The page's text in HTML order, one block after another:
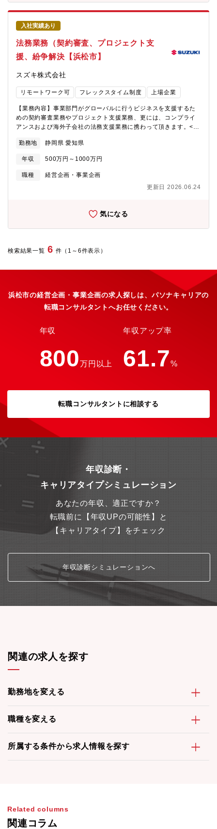
ている経営課題の解決、将来の成長のための活動を経営戦略に落
とし込み、社内関係各署と連携して、一緒に活動、行動をしてく
れる人材を求めています。【部門のミッション】現場に入り込ん
で経営課題を把握し、意欲的に課題解決、将来の成長のために活
動する。【配属部署】・経営企画本部 コーポレート戦略部・配
属拠点：本社・就業時間：8:45～17:30・フレックス適用：有
（コアタイム 11:00-14:00）・在宅勤務利用状況：業務によって
ートします。各自のご経験や状況に応じて、社内外の研修に受講
いただくことも可能です。社内には以下のような研修・教育があ
ります。・全社教育：役職者研修、部門別研修 等・自己研鑽プ
ビジネススキルなど受講できるものなど多数あります。【キャリ
アプラン】基本は本社勤務ですが、希望により、海外出張・駐在
（海外拠点の経営企画、経営管理担当として）にもチャレンジす
ることができます。【仕事のやりがい】・経営層との距離が近
れず、挑戦すること、まずやってみることに重きを置いており、
題に向けて、チャレンジする姿勢が評価されます。・社員とのコ
ミュニケーション、風通しを良くするための活動に力を入れてお
身につけることができます。【歓迎要件】■社内横断的なプロジェ
入社実績あり
法務業務（契約審査、プロジェクト支
援、紛争解決【浜松市】
スズキ株式会社
リモートワーク可 フレックスタイム制度 上場企業
【業務内容】事業部門がグローバルに行うビジネスを支援するた
めの契約審査業務やプロジェクト支援業務、更には、コンプライ
アンスおよび海外子会社の法務支援業務に携わって頂きます。<<
外クレーム紛争解決・コンプライアンス促進・コーポレートガバ
ナンス支援・国内外子会社の法務支援<<採用背景>>『100年に一
度の大変革の時代』といわれる自動車業界では、生き残りをかけ
て従来の枠組みを超えた他社との協力、技術開発、サービス構築
策を提案し、ビジネスを支援していく人材が求められています。
迅速に課題解決策を提供実行し、頼られる法務部として、2030年
度に向けた成長戦略の実現に貢献することを目指しています。<<
配属部門について>>・配属部門名称：法務・知財本部 コーポレ
時間： フレキシブルタイム 6:30～22:00（標準労働時間 8時
務所で仕事をされていた方が、プロジェクト支援、契約審査、海
外子会社法務支援など各分野の仕事で活躍されています。<<入社
後の教育体制/フォロー体制>>配属時に当社の法務業務やビジネス
について導入研修を行います。また、OJTで業務の立ち上がりを
サポートします。各自のご経験や状況に応じて、社内外の研修に
があります。・全社教育：役職者研修、部門別研修 等・自己研
あります。<<キャリアプラン>>【役職】チームリーダーや係長、
将来的に管理職へとキャリアアップすることができます。【身に
点：インド、米国<<仕事のやりがい>>『100年に一度の大変革の
を超えたビジネスにチャレンジしており、我々法務部も事業部門
を支えられるよう組織変革を推進しています。プロジェクト支
援、紛争解決、コンプライアンス、コーポレートガバナンス支
援、海外子会社の法務支援など幅広い分野で役割を担い、自ら挑
の合弁契約が現地工場設立、製品出荷につながることもあり、ビ
ジネスに貢献した実感が得られます。
勤務地 静岡県 愛知県
年収 500万円～1000万円
職種
経営企画・事業企画
更新日 2026.06.24
気になる
検索結果一覧 6 件（1～6件表示）
浜松市の経営企画・事業企画の求人探しは、パソナキャリアの
転職コンサルタントへお任せください。
年収
800万円以上
年収アップ率
61.7%
転職コンサルタントに相談する
年収診断・
キャリアタイプシミュレーション
あなたの年収、適正ですか？
転職前に【年収UPの可能性】と
【キャリアタイプ】をチェック
年収診断シミュレーションへ
関連の求人を探す
勤務地を変える
職種を変える
所属する条件から求人情報を探す
Related columns
関連コラム